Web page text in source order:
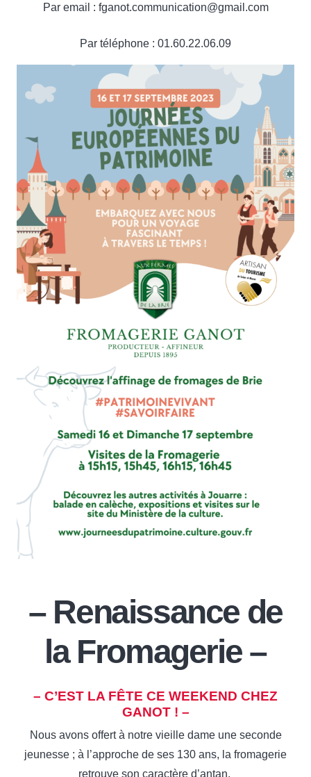
Par email : fganot.communication@gmail.com
Par téléphone : 01.60.22.06.09
– Renaissance de
la Fromagerie –
– C’EST LA FÊTE CE WEEKEND CHEZ
GANOT ! –
Nous avons offert à notre vieille dame une seconde
jeunesse ; à l’approche de ses 130 ans, la fromagerie
retrouve son caractère d’antan.